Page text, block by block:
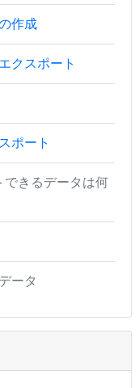
作成
クスポート
ポート
きるデータは何
ータ